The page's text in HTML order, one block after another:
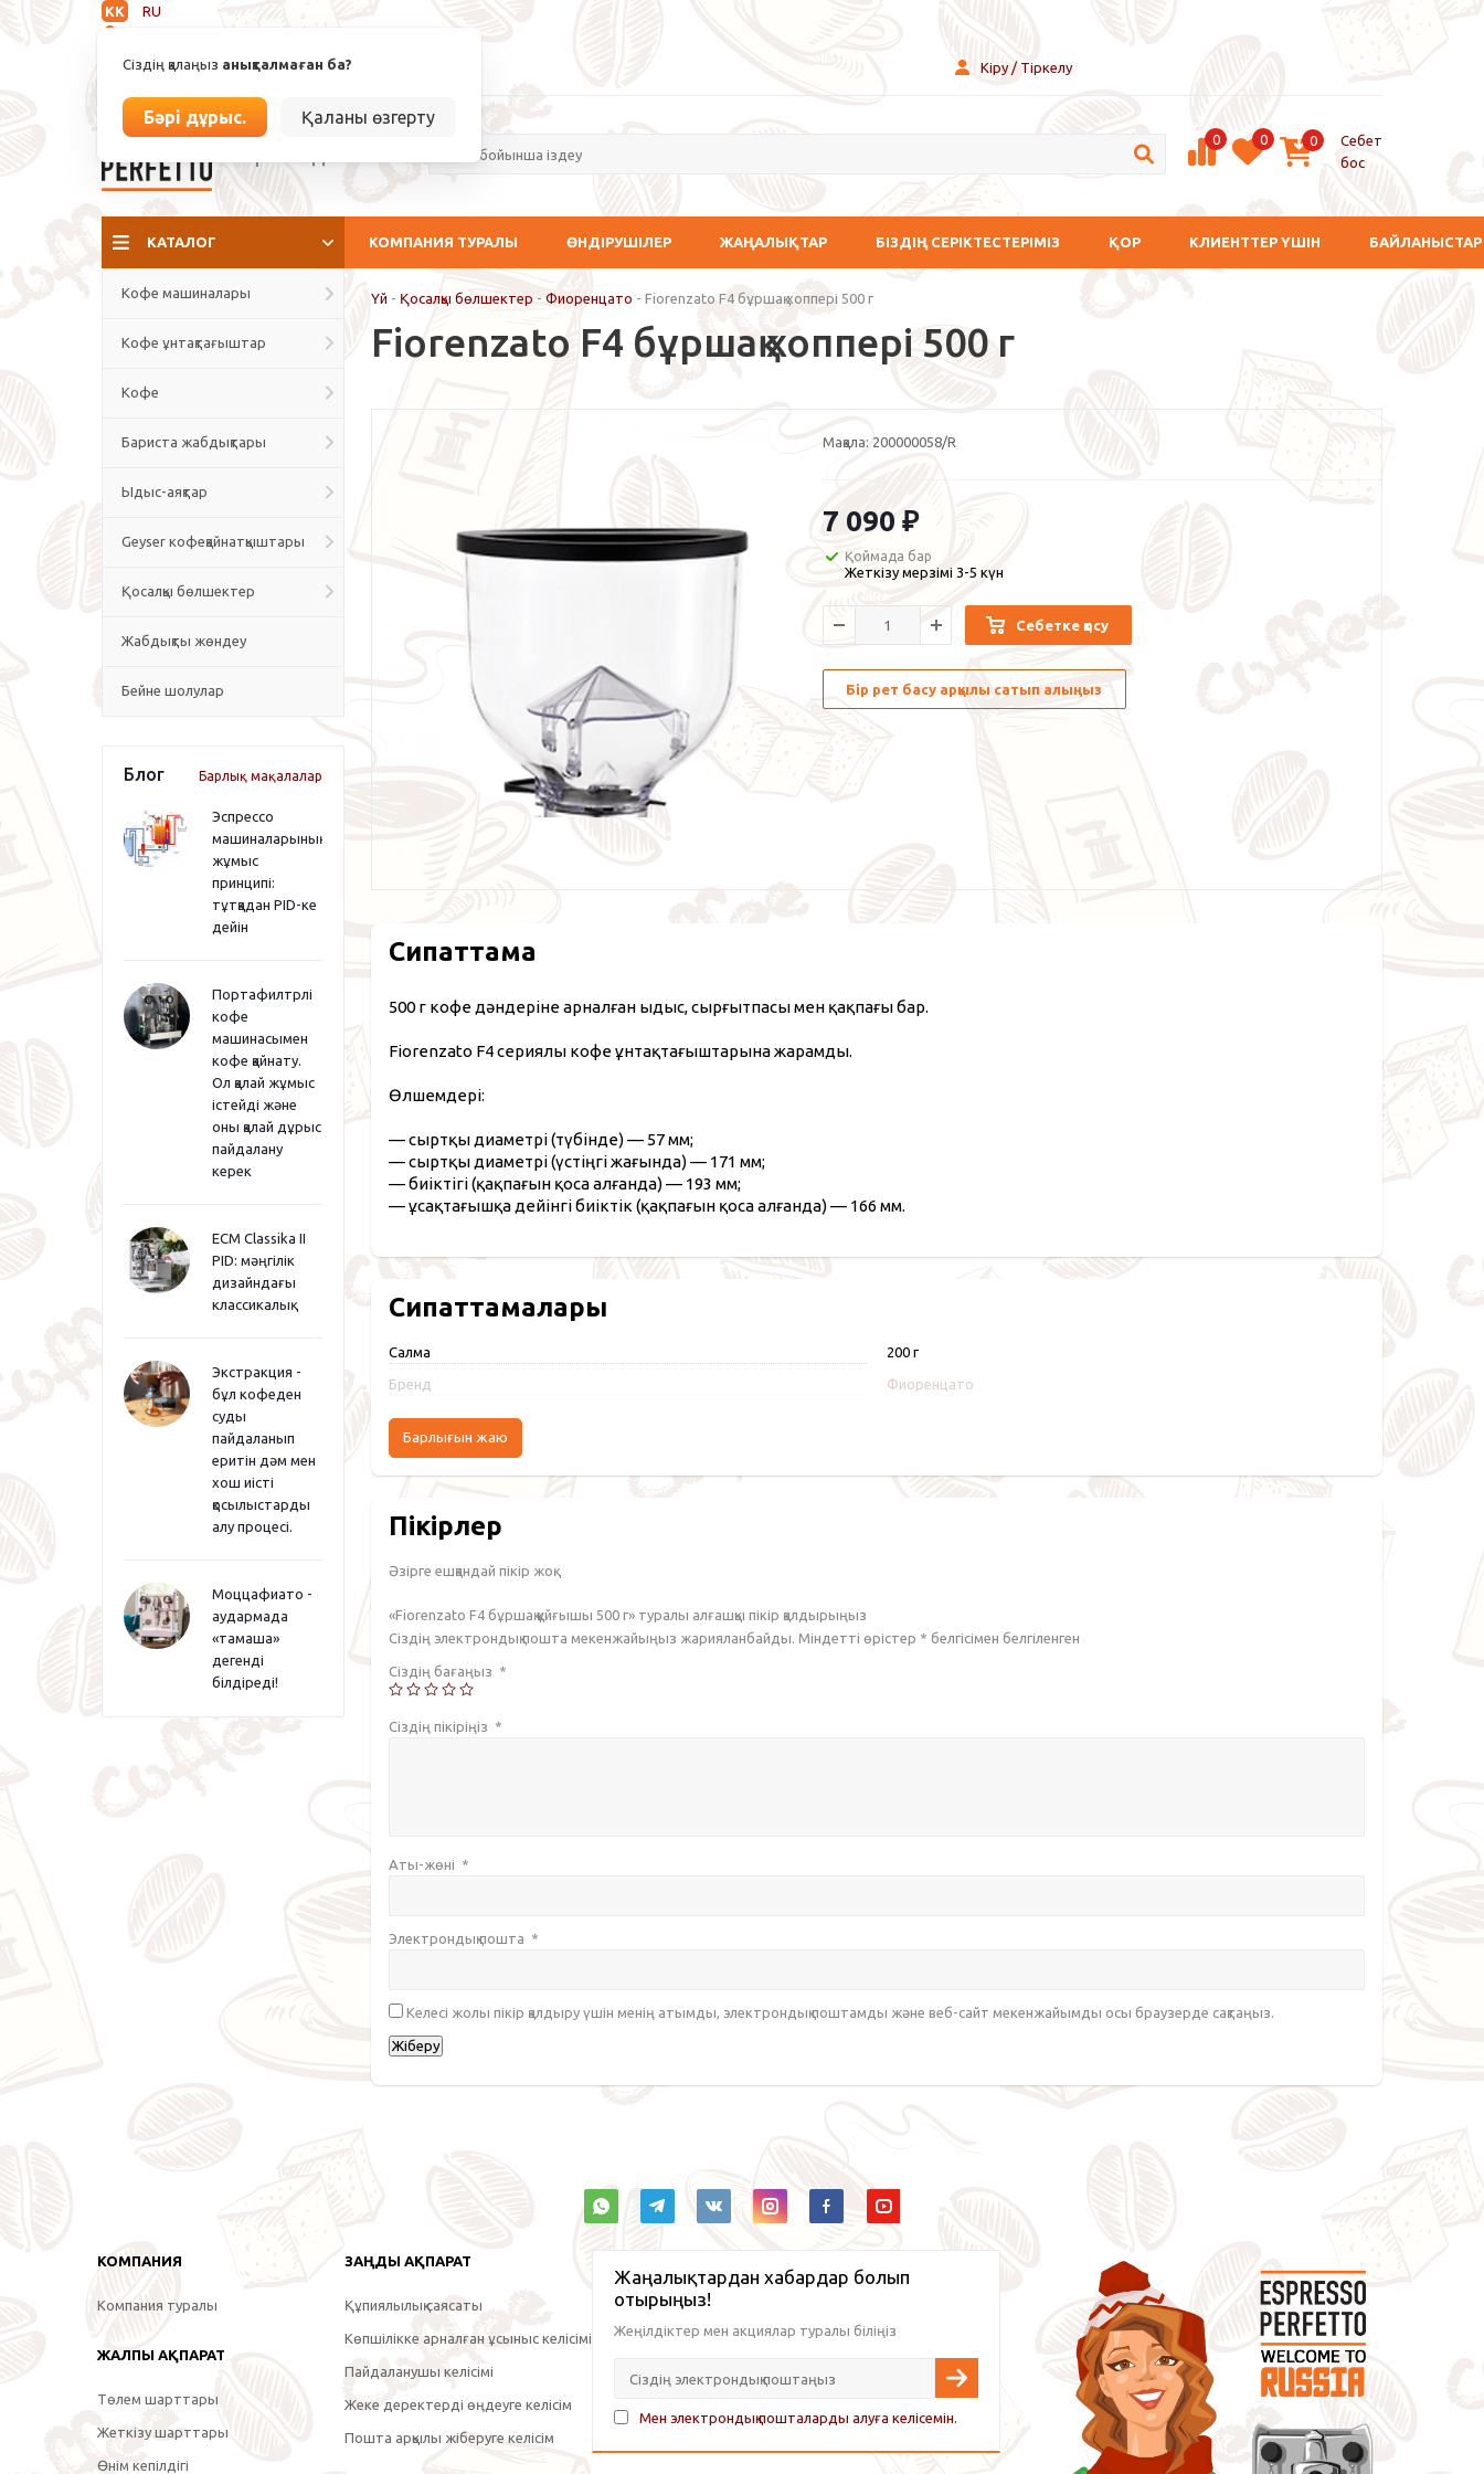
KK
RU
Сіздің қалаңыз анықталмаған ба?
Бәрі дұрыс. Қаланы өзгерту
info@espressoperfetto.kz Кіру / Тіркелу
0 0 0
Себет
бос
КАТАЛОГ КОМПАНИЯ ТУРАЛЫ ӨНДІРУШІЛЕР ЖАҢАЛЫҚТАР БІЗДІҢ СЕРІКТЕСТЕРІМІЗ ҚОР КЛИЕНТТЕР ҮШІН БАЙЛАНЫСТАР
Кофе машиналары
Кофе ұнтақтағыштар
Кофе
Бариста жабдықтары
Ыдыс-аяқтар
Geyser кофеқайнатқыштары
Қосалқы бөлшектер
Жабдықты жөндеу
Бейне шолулар
Блог Барлық мақалалар
Эспрессо
машиналарының
жұмыс
принципі:
тұтқадан PID-ке
дейін
Портафилтрлі
кофе
машинасымен
кофе қайнату.
Ол қалай жұмыс
істейді және
оны қалай дұрыс
пайдалану
керек
ECM Classika II
PID: мәңгілік
дизайндағы
классикалық
Экстракция -
бұл кофеден
суды
пайдаланып
еритін дәм мен
хош иісті
қосылыстарды
алу процесі.
Моццафиато -
аудармада
«тамаша»
дегенді
білдіреді!
Үй - Қосалқы бөлшектер - Фиоренцато - Fiorenzato F4 бұршақ хоппері 500 г
Fiorenzato F4 бұршақ хоппері 500 г
Мақала: 200000058/R
7 090 ₽
Қоймада бар
Жеткізу мерзімі 3-5 күн
Себетке қосу
Бір рет басу арқылы сатып алыңыз
Сипаттама
500 г кофе дәндеріне арналған ыдыс, сырғытпасы мен қақпағы бар.
Fiorenzato F4 сериялы кофе ұнтақтағыштарына жарамды.
Өлшемдері:
— сыртқы диаметрі (түбінде) — 57 мм;
— сыртқы диаметрі (үстіңгі жағында) — 171 мм;
— биіктігі (қақпағын қоса алғанда) — 193 мм;
— ұсақтағышқа дейінгі биіктік (қақпағын қоса алғанда) — 166 мм.
Сипаттамалары
Салмақ 200 г
Бренд Фиоренцато
Барлығын жаю
Пікірлер
Әзірге ешқандай пікір жоқ.
«Fiorenzato F4 бұршақ құйғышы 500 г» туралы алғашқы пікір қалдырыңыз
Сіздің электрондық пошта мекенжайыңыз жарияланбайды. Міндетті өрістер * белгісімен белгіленген
Сіздің бағаңыз *
Сіздің пікіріңіз *
Аты-жөні *
Электрондық пошта *
Келесі жолы пікір қалдыру үшін менің атымды, электрондық поштамды және веб-сайт мекенжайымды осы браузерде сақтаңыз.
КОМПАНИЯ
Компания туралы
ЖАЛПЫ АҚПАРАТ
Төлем шарттары
Жеткізу шарттары
Өнім кепілдігі
ЗАҢДЫ АҚПАРАТ
Құпиялылық саясаты
Көпшілікке арналған ұсыныс келісімі
Пайдаланушы келісімі
Жеке деректерді өңдеуге келісім
Пошта арқылы жіберуге келісім
Жаңалықтардан хабардар болып
отырыңыз!
Жеңілдіктер мен акциялар туралы біліңіз
Мен электрондық пошталарды алуға келісемін.